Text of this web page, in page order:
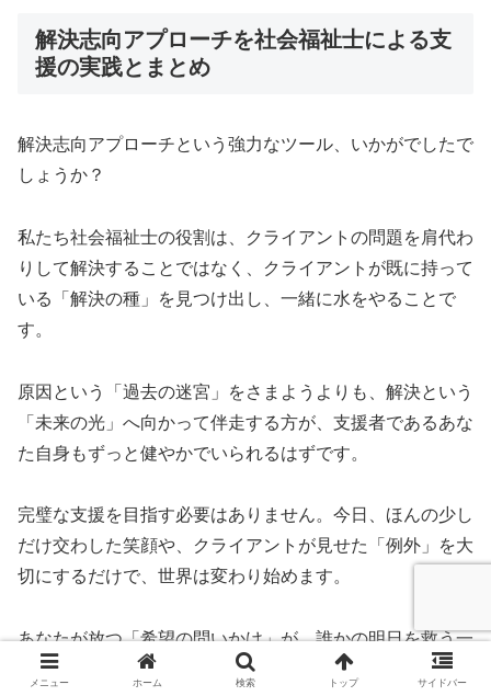
解決志向アプローチを社会福祉士による支
援の実践とまとめ
解決志向アプローチという強力なツール、いかがでしたで
しょうか？
私たち社会福祉士の役割は、クライアントの問題を肩代わ
りして解決することではなく、クライアントが既に持って
いる「解決の種」を見つけ出し、一緒に水をやることで
す。
原因という「過去の迷宮」をさまようよりも、解決という
「未来の光」へ向かって伴走する方が、支援者であるあな
た自身もずっと健やかでいられるはずです。
完璧な支援を目指す必要はありません。今日、ほんの少し
だけ交わした笑顔や、クライアントが見せた「例外」を大
切にするだけで、世界は変わり始めます。
あなたが放つ「希望の問いかけ」が、誰かの明日を救う一
助になることを、同じ社会福祉士として心から応援してい
メニュー ホーム 検索 トップ サイドバー